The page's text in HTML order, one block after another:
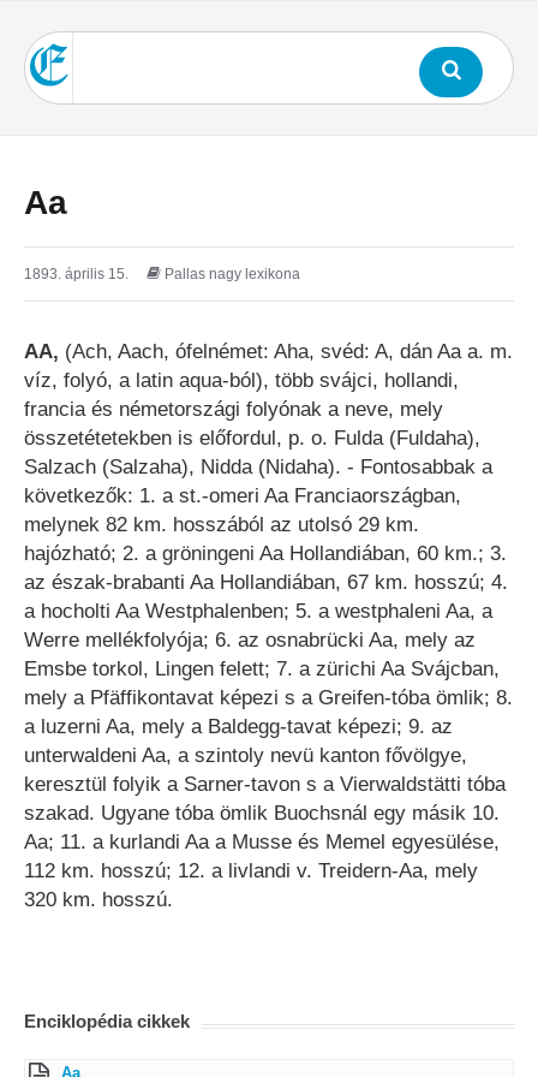
Aa
1893. április 15. Pallas nagy lexikona
AA, (Ach, Aach, ófelnémet: Aha, svéd: A, dán Aa a. m.
víz, folyó, a latin aqua-ból), több svájci, hollandi,
francia és németországi folyónak a neve, mely
összetétetekben is előfordul, p. o. Fulda (Fuldaha),
Salzach (Salzaha), Nidda (Nidaha). - Fontosabbak a
következők: 1. a st.-omeri Aa Franciaországban,
melynek 82 km. hosszából az utolsó 29 km.
hajózható; 2. a gröningeni Aa Hollandiában, 60 km.; 3.
az észak-brabanti Aa Hollandiában, 67 km. hosszú; 4.
a hocholti Aa Westphalenben; 5. a westphaleni Aa, a
Werre mellékfolyója; 6. az osnabrücki Aa, mely az
Emsbe torkol, Lingen felett; 7. a zürichi Aa Svájcban,
mely a Pfäffikontavat képezi s a Greifen-tóba ömlik; 8.
a luzerni Aa, mely a Baldegg-tavat képezi; 9. az
unterwaldeni Aa, a szintoly nevü kanton fővölgye,
keresztül folyik a Sarner-tavon s a Vierwaldstätti tóba
szakad. Ugyane tóba ömlik Buochsnál egy másik 10.
Aa; 11. a kurlandi Aa a Musse és Memel egyesülése,
112 km. hosszú; 12. a livlandi v. Treidern-Aa, mely
320 km. hosszú.
Enciklopédia cikkek
Aa